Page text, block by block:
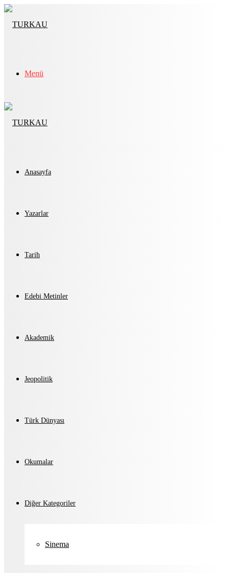
Menü
Anasayfa
Yazarlar
Tarih
Edebi Metinler
Akademik
Jeopolitik
Türk Dünyası
Okumalar
Diğer Kategoriler
Sinema